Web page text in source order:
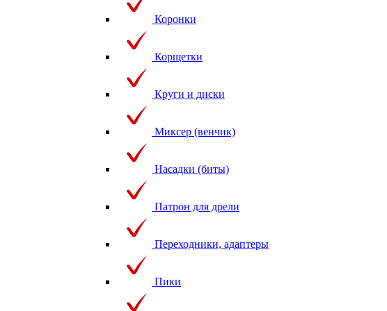
Коронки
Корщетки
Круги и диски
Миксер (венчик)
Насадки (биты)
Патрон для дрели
Переходники, адаптеры
Пики